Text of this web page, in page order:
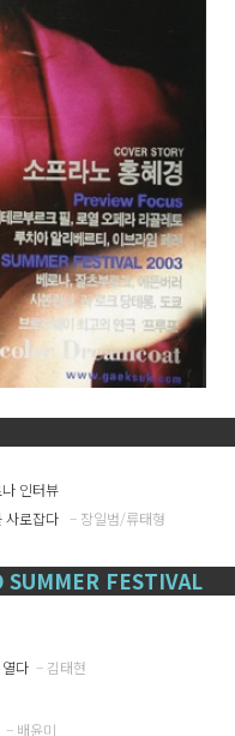
인터뷰
사로잡다 – 장일범/류태형
FESTIVAL
다 – 김태현
– 배윤미